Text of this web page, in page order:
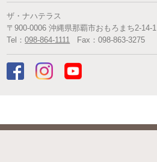
ザ・ナハテラス
〒900-0006 沖縄県那覇市おもろまち2-14-1
Tel：098-864-1111 Fax：098-863-3275